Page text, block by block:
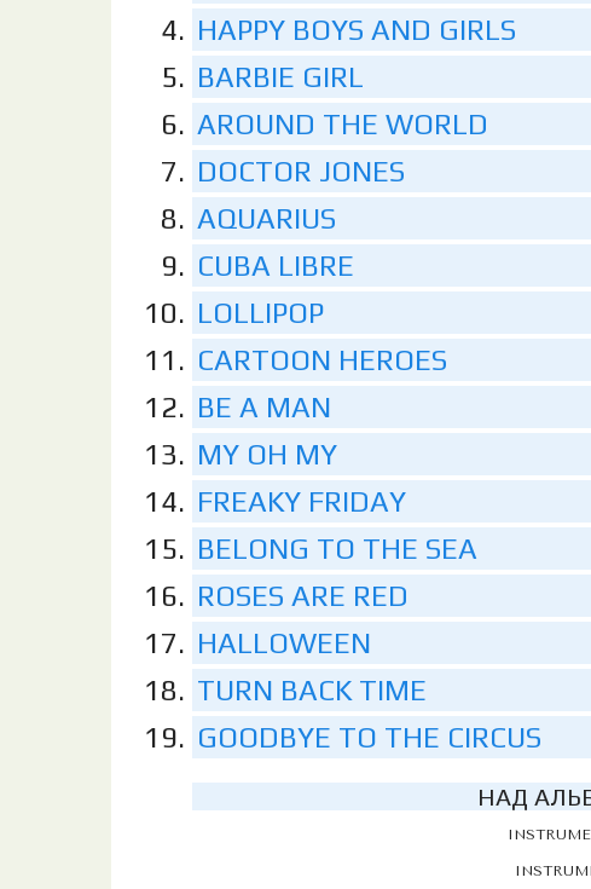
HAPPY BOYS AND GIRLS
BARBIE GIRL
AROUND THE WORLD
DOCTOR JONES
AQUARIUS
CUBA LIBRE
LOLLIPOP
CARTOON HEROES
BE A MAN
MY OH MY
FREAKY FRIDAY
BELONG TO THE SEA
ROSES ARE RED
HALLOWEEN
TURN BACK TIME
GOODBYE TO THE CIRCUS
НАД